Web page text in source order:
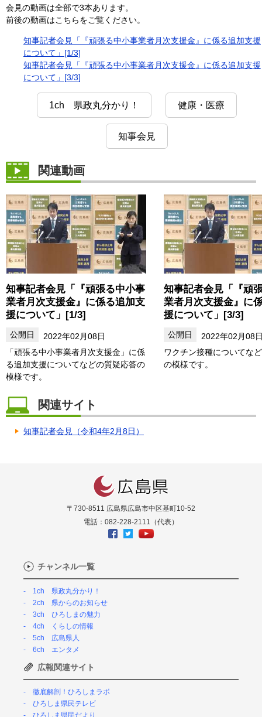
会見の動画は全部で3本あります。
前後の動画はこちらをご覧ください。
知事記者会見「『頑張る中小事業者月次支援金』に係る追加支援
について」[1/3]
知事記者会見「『頑張る中小事業者月次支援金』に係る追加支援
について」[3/3]
1ch 県政丸分かり！ 健康・医療
知事会見
関連動画
知事記者会見「『頑張る中小事
業者月次支援金』に係る追加支
援について」[1/3]
2022年02月08日
「頑張る中小事業者月次支援金」に係
る追加支援についてなどの質疑応答の
模様です。
知事記者会見「『頑
業者月次支援金』に
援について」[3/3]
2022年02月08
ワクチン接種についてな
の模様です。
関連サイト
知事記者会見（令和4年2月8日）
〒730-8511 広島県広島市中区基町10-52
電話：082-228-2111（代表）
チャンネル一覧
1ch 県政丸分かり！
2ch 県からのお知らせ
3ch ひろしまの魅力
4ch くらしの情報
5ch 広島県人
6ch エンタメ
広報関連サイト
徹底解剖！ひろしまラボ
ひろしま県民テレビ
ひろしま県民だより